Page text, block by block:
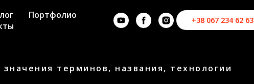
Портфолио
+38 067 234 62 63
значения терминов, названия, технологии